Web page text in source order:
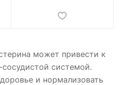
может привести к
системой.
и нормализовать